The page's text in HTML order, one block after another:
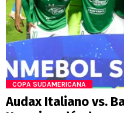
COPA SUDAMERICANA
Audax Italiano vs.